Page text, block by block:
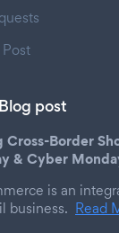
post
Border
& Cyber
is an
business. Read